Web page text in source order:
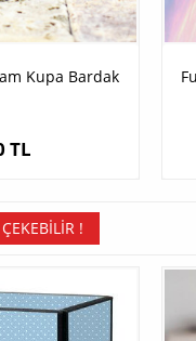
Kupa Bardak
TL
!